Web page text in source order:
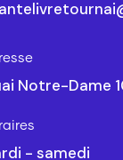
Notre-Dame
- samedi